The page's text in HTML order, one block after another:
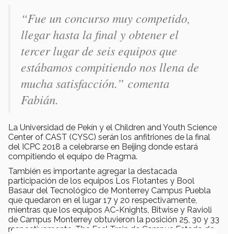
“Fue un concurso muy competido,
llegar hasta la final y obtener el
tercer lugar de seis equipos que
estábamos compitiendo nos llena de
mucha satisfacción.” comenta
Fabián.
La Universidad de Pekín y el Children and Youth Science
Center of CAST (CYSC) serán los anfitriones de la final
del ICPC 2018 a celebrarse en Beijing donde estará
compitiendo el equipo de Pragma.
También es importante agregar la destacada
participación de los equipos Los Flotantes y Bool
Basaur del Tecnológico de Monterrey Campus Puebla
que quedaron en el lugar 17 y 20 respectivamente,
mientras que los equipos AC-Knights, Bitwise y Ravioli
de Campus Monterrey obtuvieron la posición 25, 30 y 33
respectivamente. The Feel Train de Campus Estado de